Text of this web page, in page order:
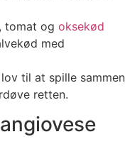
, tomat og oksekød
med
til at spille sammen
retten.